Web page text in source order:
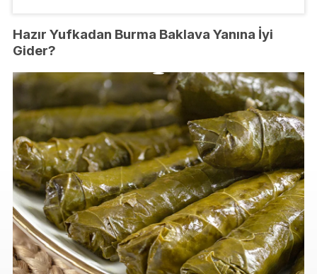
Hazır Yufkadan Burma Baklava Yanına İyi
Gider?